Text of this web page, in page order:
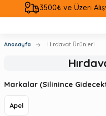
3500₺ ve Üzeri
Anasayfa Hırdavat Ürünleri
Markalar (Silinince
Apel